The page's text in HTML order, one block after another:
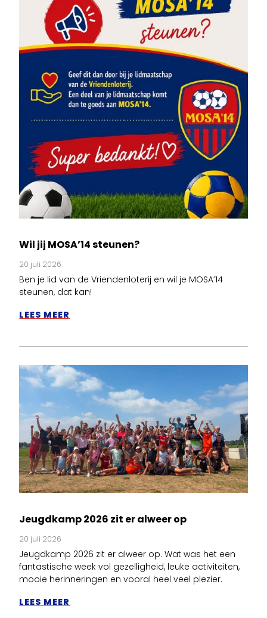
Wil jij MOSA’14 steunen?
20 juli 2026
Ben je lid van de Vriendenloterij en wil je MOSA’14
steunen, dat kan!
LEES MEER
Jeugdkamp 2026 zit er alweer op
20 juli 2026
Jeugdkamp 2026 zit er alweer op. Wat was het een
fantastische week vol gezelligheid, leuke activiteiten,
mooie herinneringen en vooral heel veel plezier.
LEES MEER